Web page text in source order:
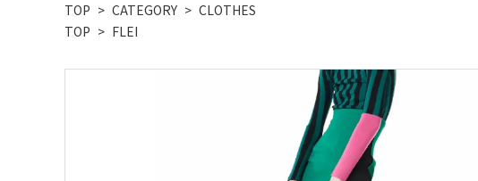
TOP > CATEGORY > CLOTHES
TOP > FLEI